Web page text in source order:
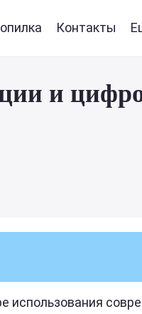
Контакты
и
использования